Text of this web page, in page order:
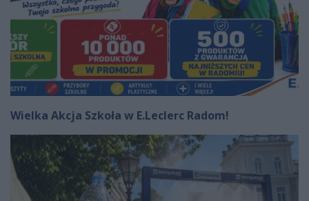
Wielka Akcja Szkoła w E.Leclerc Radom!